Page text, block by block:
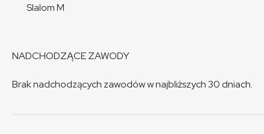
Slalom M
NADCHODZĄCE ZAWODY
Brak nadchodzących zawodów w najbliższych 30 dniach.